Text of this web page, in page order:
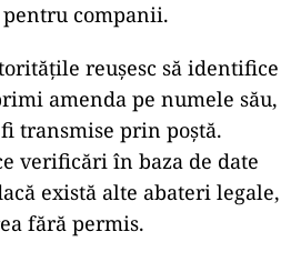
companii.
reușesc să identifice
amenda pe numele său,
transmise prin poștă.
verificări în baza de date
există alte abateri legale,
fără permis.